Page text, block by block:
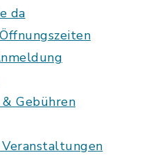
da
Gebühren